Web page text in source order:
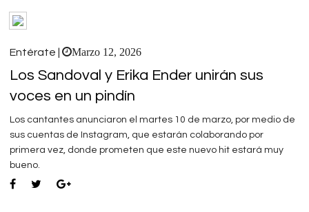
Entérate | Marzo 12, 2026
Los Sandoval y Erika Ender unirán sus
voces en un pindín
Los cantantes anunciaron el martes 10 de marzo, por medio de
sus cuentas de Instagram, que estarán colaborando por
primera vez, donde prometen que este nuevo hit estará muy
bueno.